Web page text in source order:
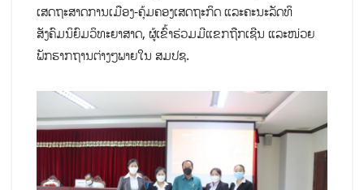
ເສດຖະສາດການເມືອງ-ຄຸ້ມຄອງເສດຖະກິດ ແລະຄະນະລັດທິ
ສັງຄົມນິຍົມວິທະຍາສາດ, ຜູ້ເຂົ້າຮ່ວມມີແຂກຖືກເຊີນ ແລະໜ່ວຍ
ພັກຮາກຖານຕ່າງໆພາຍໃນ ສມປຊ.